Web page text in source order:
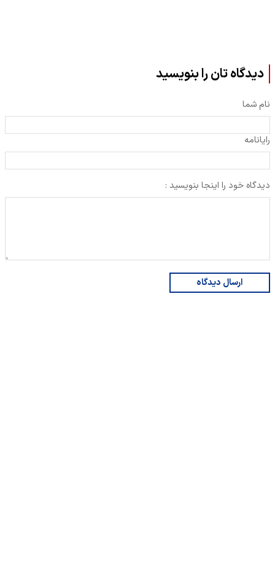
دیدگاه تان را بنویسید
نام شما
رایانامه
دیدگاه خود را اینجا بنویسید :
ارسال دیدگاه